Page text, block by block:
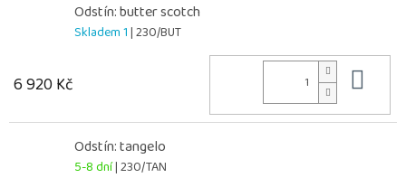
Odstín: butter scotch
Skladem 1| 230/BUT
6 920 Kč
Odstín: tangelo
5-8 dní| 230/TAN